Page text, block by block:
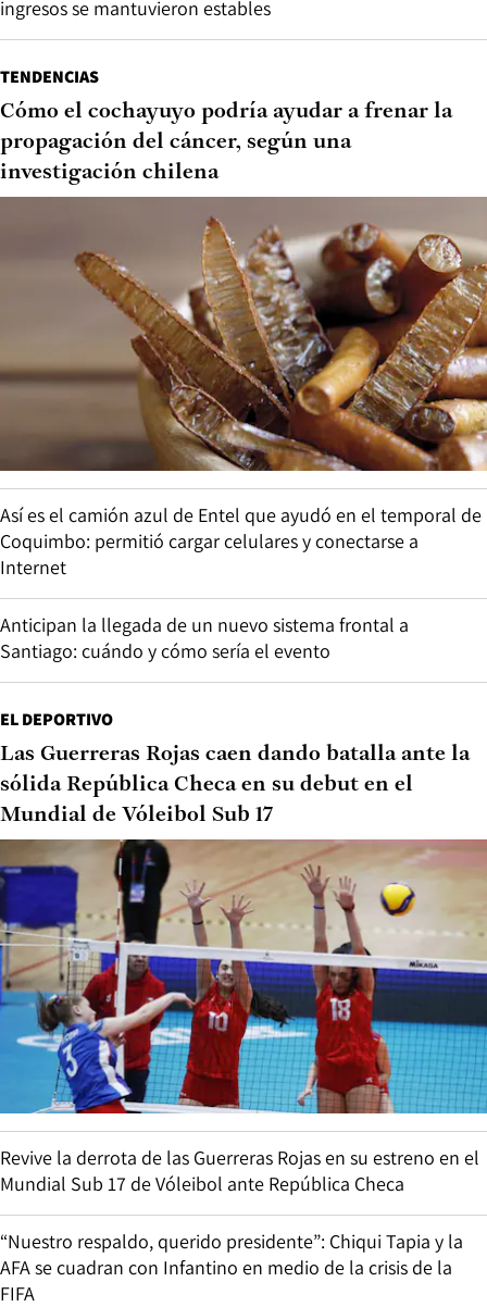
ingresos se mantuvieron estables
TENDENCIAS
Cómo el cochayuyo podría ayudar a frenar la
propagación del cáncer, según una
investigación chilena
Así es el camión azul de Entel que ayudó en el temporal de
Coquimbo: permitió cargar celulares y conectarse a
Internet
Anticipan la llegada de un nuevo sistema frontal a
Santiago: cuándo y cómo sería el evento
EL DEPORTIVO
Las Guerreras Rojas caen dando batalla ante la
sólida República Checa en su debut en el
Mundial de Vóleibol Sub 17
Revive la derrota de las Guerreras Rojas en su estreno en el
Mundial Sub 17 de Vóleibol ante República Checa
“Nuestro respaldo, querido presidente”: Chiqui Tapia y la
AFA se cuadran con Infantino en medio de la crisis de la
FIFA